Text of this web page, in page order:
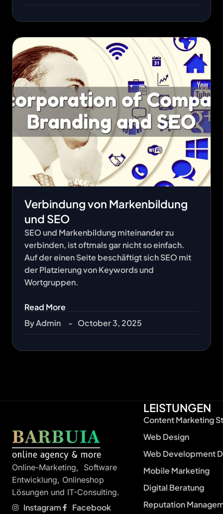
Verbindung von Markenbildung
und SEO
SEO und Markenbildung miteinander zu
verbinden, ist oftmals gar nicht so einfach.
Auf der einen Seite beschäftigt sich SEO mit
der Platzierung von Keywords und
Wortgruppen.
Read More
ByAdmin - October 3, 2025
Online-Marketing, Software
Entwicklung, Onlineshop
Lösungen und IT-Consulting.
Instagram Facebook
LEISTUNGEN
Content Marketing
Web Design
Web Development
Mobile Marketing
Digital Beratung
Reputation